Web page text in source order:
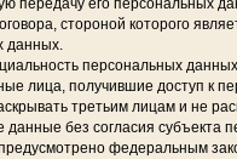
передачу его персональных
стороной которого
данных.
персональных данных
лица, получившие доступ к
третьим лицам и не
данные без согласия субъекта
федеральным